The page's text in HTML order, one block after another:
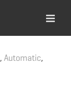
, Automatic,